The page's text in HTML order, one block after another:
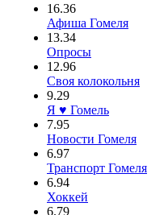
16.36
Афиша Гомеля
13.34
Опросы
12.96
Своя колокольня
9.29
Я ♥ Гомель
7.95
Новости Гомеля
6.97
Транспорт Гомеля
6.94
Хоккей
6.79